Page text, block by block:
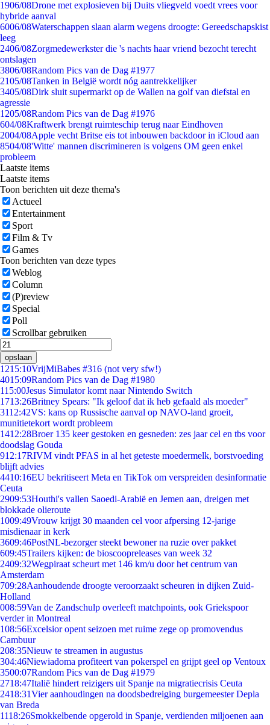
1906/08Drone met explosieven bij Duits vliegveld voedt vrees voor
hybride aanval
6006/08Waterschappen slaan alarm wegens droogte: Gereedschapskist
leeg
2406/08Zorgmedewerkster die 's nachts haar vriend bezocht terecht
ontslagen
3806/08Random Pics van de Dag #1977
2105/08Tanken in België wordt nóg aantrekkelijker
3405/08Dirk sluit supermarkt op de Wallen na golf van diefstal en
agressie
1205/08Random Pics van de Dag #1976
604/08Kraftwerk brengt ruimteschip terug naar Eindhoven
2004/08Apple vecht Britse eis tot inbouwen backdoor in iCloud aan
8504/08'Witte' mannen discrimineren is volgens OM geen enkel
probleem
Laatste items
Laatste items
Toon berichten uit deze thema's
Actueel
Entertainment
Sport
Film & Tv
Games
Toon berichten van deze types
Weblog
Column
(P)review
Special
Poll
Scrollbar gebruiken
opslaan
1215:10VrijMiBabes #316 (not very sfw!)
4015:09Random Pics van de Dag #1980
115:00Jesus Simulator komt naar Nintendo Switch
1713:26Britney Spears: "Ik geloof dat ik heb gefaald als moeder"
3112:42VS: kans op Russische aanval op NAVO-land groeit,
munitietekort wordt probleem
1412:28Broer 135 keer gestoken en gesneden: zes jaar cel en tbs voor
doodslag Gouda
912:17RIVM vindt PFAS in al het geteste moedermelk, borstvoeding
blijft advies
4410:16EU bekritiseert Meta en TikTok om verspreiden desinformatie
Ceuta
2909:53Houthi's vallen Saoedi-Arabië en Jemen aan, dreigen met
blokkade olieroute
1009:49Vrouw krijgt 30 maanden cel voor afpersing 12-jarige
misdienaar in kerk
3609:46PostNL-bezorger steekt bewoner na ruzie over pakket
609:45Trailers kijken: de bioscoopreleases van week 32
2409:32Wegpiraat scheurt met 146 km/u door het centrum van
Amsterdam
709:28Aanhoudende droogte veroorzaakt scheuren in dijken Zuid-
Holland
008:59Van de Zandschulp overleeft matchpoints, ook Griekspoor
verder in Montreal
108:56Excelsior opent seizoen met ruime zege op promovendus
Cambuur
208:35Nieuw te streamen in augustus
304:46Niewiadoma profiteert van pokerspel en grijpt geel op Ventoux
3500:07Random Pics van de Dag #1979
2718:47Italië hindert reizigers uit Spanje na migratiecrisis Ceuta
2418:31Vier aanhoudingen na doodsbedreiging burgemeester Depla
van Breda
1118:26Smokkelbende opgerold in Spanje, verdienden miljoenen aan